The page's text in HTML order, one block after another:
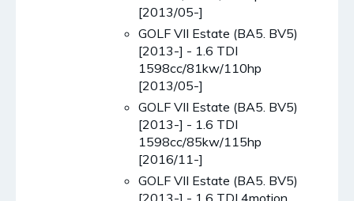
[2013/05-]
GOLF VII Estate (BA5. BV5)
[2013-] - 1.6 TDI
1598cc/81kw/110hp
[2013/05-]
GOLF VII Estate (BA5. BV5)
[2013-] - 1.6 TDI
1598cc/85kw/115hp
[2016/11-]
GOLF VII Estate (BA5. BV5)
[2013-] - 1.6 TDI 4motion